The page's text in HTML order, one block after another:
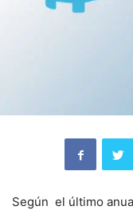
Según el último